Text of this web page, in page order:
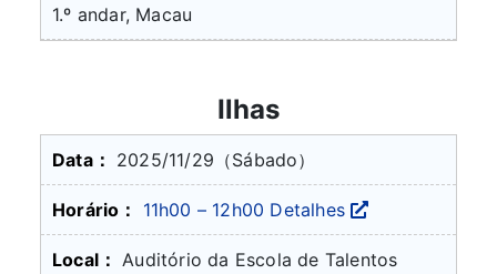
1.º andar, Macau
Ilhas
2025/11/29 （Sábado）
11h00 – 12h00 Detalhes
Auditório da Escola de Talentos